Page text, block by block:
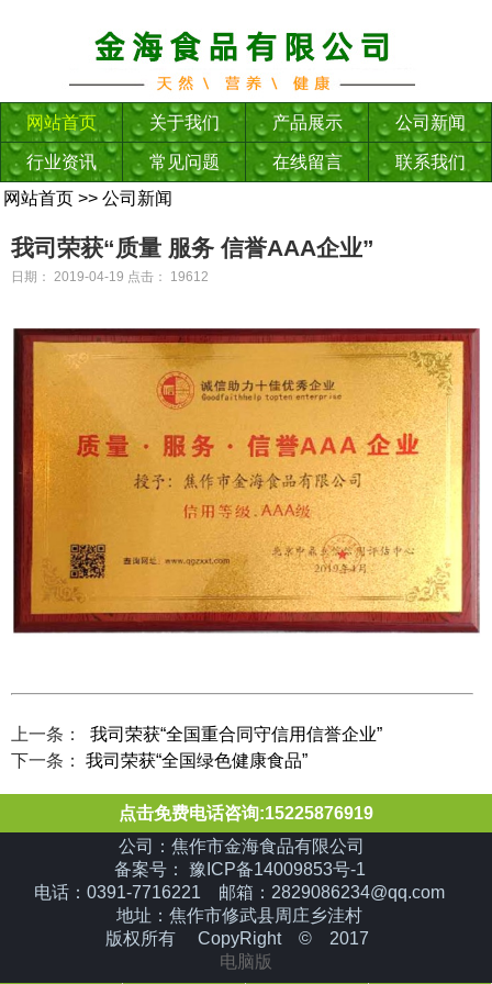
网站首页 关于我们 产品展示 公司新闻
行业资讯 常见问题 在线留言
联系我们
网站首页 >> 公司新闻
我司荣获“质量 服务 信誉AAA企业”
日期： 2019-04-19 点击： 19612
上一条：我司荣获“全国重合同守信用信誉企业”
下一条：我司荣获“全国绿色健康食品”
点击免费电话咨询:15225876919
公司：焦作市金海食品有限公司
备案号： 豫ICP备14009853号-1
电话：0391-7716221 邮箱：2829086234@qq.com
地址：焦作市修武县周庄乡洼村
版权所有 CopyRight © 2017
电脑版